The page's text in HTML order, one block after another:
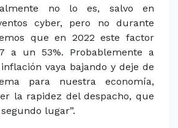
no lo es, salvo en
cyber, pero no durante
que en 2022 este factor
a un 53%. Probablemente a
vaya bajando y deje de
para nuestra economía,
la rapidez del despacho, que
lugar”.